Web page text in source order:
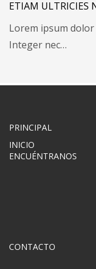
ETIAM ULTRICIES
Lorem ipsum
Integer nec…
PRINCIPAL
INICIO
ENCUÉNTRANOS
CONTACTO